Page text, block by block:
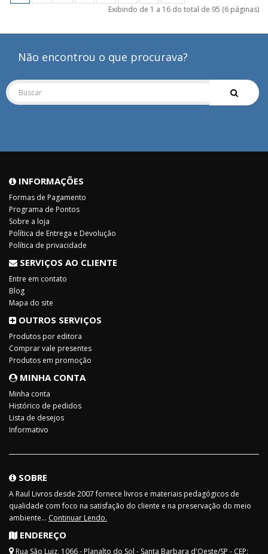
Exibindo de 1 a 16 do total de 95 (6 páginas)
Não encontrou o que procurava?
INFORMAÇÕES
Formas de Pagamento
Programa de Pontos
Sobre a loja
Política de Entrega e Devolução
Política de privacidade
SERVIÇOS AO CLIENTE
Entre em contato
Blog
Mapa do site
OUTROS SERVIÇOS
Produtos por editora
Comprar vale presentes
Produtos em promoção
MINHA CONTA
Minha conta
Histórico de pedidos
Lista de desejos
Informativo
SOBRE
A Raul Livros desde 2007 fornece livros e materiais pedagógicos de
qualidade com foco na satisfação do cliente e na preservação do meio
ambiente... Continuar Lendo.
ENDEREÇO
Rua São Luiz, 1066 - Planalto do Sol - Santa Barbara d'Oeste/SP - CEP: